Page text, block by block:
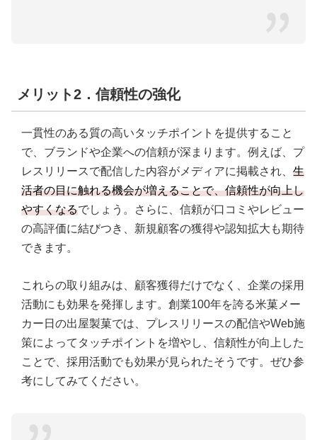
メリット2．信頼性の強化
一貫性のある質の高いタッチポイントを提供すること
で、ブランドや企業への信頼が深まります。例えば、プ
レスリリースで配信した内容がメディアに掲載され、 生
活者の目に触れる機会が増えることで、信頼性が向上し
やすくなるでしょう。さらに、信頼が口コミやレビュー
の高評価に結びつき、新規顧客の獲得や認知拡大も期待
できます。
これらの取り組みは、顧客獲得だけでなく、企業の採用
活動にも効果を発揮します。創業100年を誇る米菓メー
カー日の出屋製菓では、プレスリリースの配信やWeb施
策によってタッチポイントを増やし、信頼性が向上した
ことで、採用活動でも効果が見られたそうです。ぜひ参
考にしてみてください。